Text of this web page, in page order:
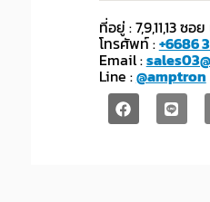
ที่อยู่ : 7,9,11,13
โทรศัพท์ :+6686
Email :
Line :@amptron